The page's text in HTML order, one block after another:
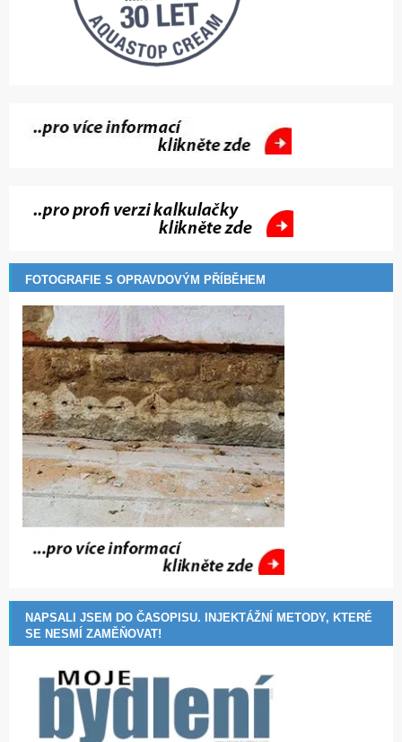
FOTOGRAFIE S OPRAVDOVÝM PŘÍBĚHEM
NAPSALI JSEM DO ČASOPISU. INJEKTÁŽNÍ METODY, KTERÉ
SE NESMÍ ZAMĚŇOVAT!